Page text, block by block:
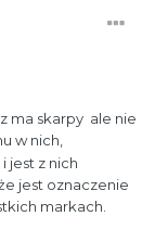
ma skarpy ale nie
w nich,
jest z nich
jest oznaczenie
markach.